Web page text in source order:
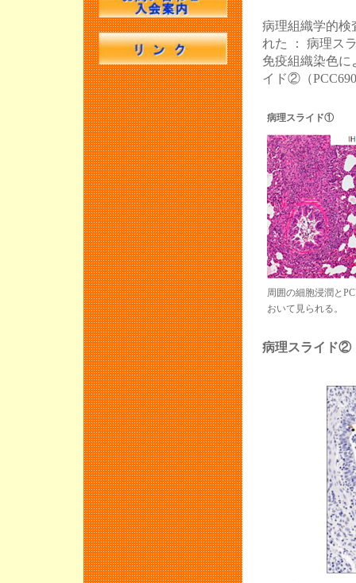
病理組織学的検
れた ： 病理ス
免疫組織染色に
イド②（
病理スライド①
周囲の細胞浸潤と
おいて見られる。
病理スラ